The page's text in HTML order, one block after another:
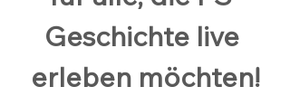
Geschichte live
erleben möchten!